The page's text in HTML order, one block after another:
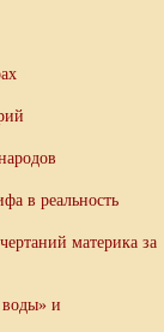
в реальность
материка за
и